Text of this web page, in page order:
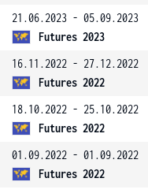
21.06.2023 - 05.09.2023
Futures 2023
16.11.2022 - 27.12.2022
Futures 2022
18.10.2022 - 25.10.2022
Futures 2022
01.09.2022 - 01.09.2022
Futures 2022